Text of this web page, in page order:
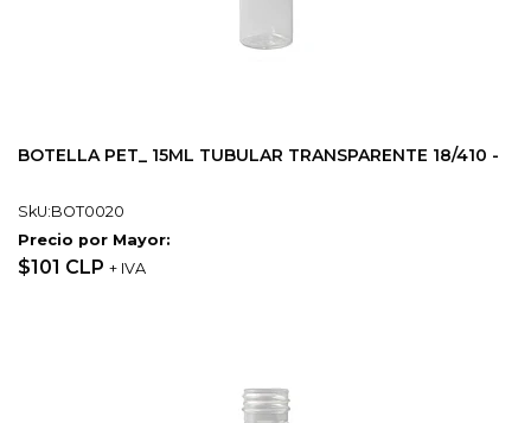
BOTELLA PET_ 15ML TUBULAR TRANSPARENTE 18/410 -
SkU:BOT0020
Precio por Mayor:
$101 CLP + IVA